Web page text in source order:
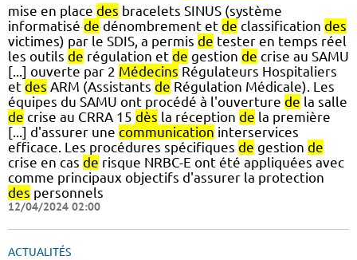
mise en place des bracelets SINUS (système
informatisé de dénombrement et de classification des
victimes) par le SDIS, a permis de tester en temps réel
les outils de régulation et de gestion de crise au SAMU
[...] ouverte par 2 Médecins Régulateurs Hospitaliers
et des ARM (Assistants de Régulation Médicale). Les
équipes du SAMU ont procédé à l'ouverture de la salle
de crise au CRRA 15 dès la réception de la première
[...] d'assurer une communication interservices
efficace. Les procédures spécifiques de gestion de
crise en cas de risque NRBC-E ont été appliquées avec
comme principaux objectifs d'assurer la protection
des personnels
12/04/2024 02:00
ACTUALITÉS